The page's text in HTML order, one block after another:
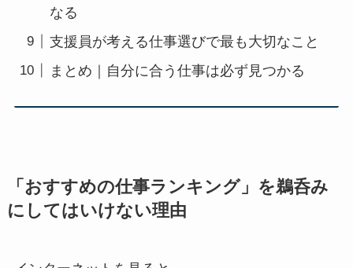
なる
支援員が考える仕事選びで最も大切なこと
まとめ｜自分に合う仕事は必ず見つかる
「おすすめの仕事ランキング」を鵜呑み
にしてはいけない理由